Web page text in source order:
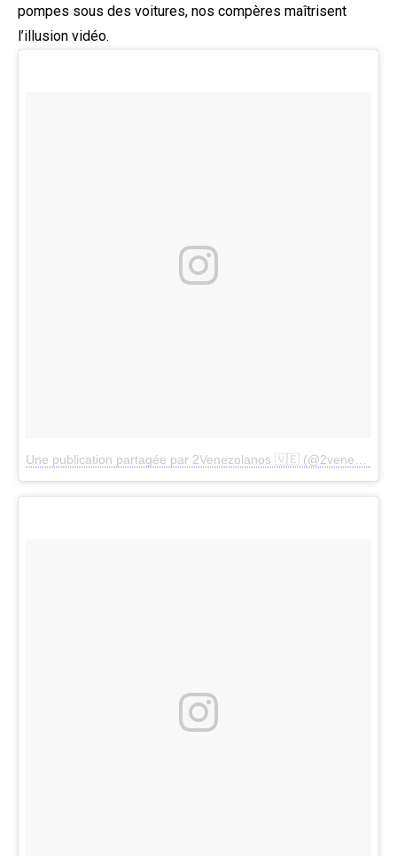
pompes sous des voitures, nos compères maîtrisent
l’illusion vidéo.